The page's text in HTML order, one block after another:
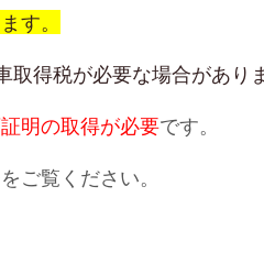
す。
得税が必要な場合があり
明の取得が必要です。
ご覧ください。